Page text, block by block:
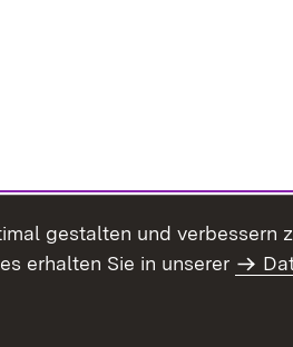
gestalten und verbessern
erhalten Sie in unserer